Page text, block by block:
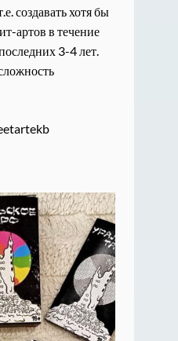
создавать хотя бы
артов в течение
3-4 лет.